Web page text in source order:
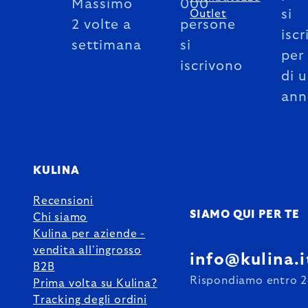
Massimo
2 volte a
settimana
000
persone
si
iscrivono
si
per
di
Outlet
KULINA
Recensioni
Chi siamo
Kulina per aziende -
vendita all'ingrosso
B2B
Prima volta su Kulina?
Tracking degli ordini
SIAMO QUI PER TE
Rispondiamo entro